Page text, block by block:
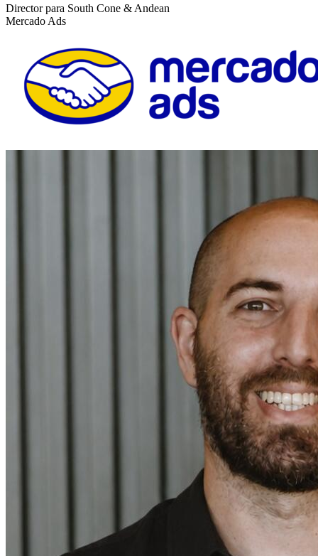
Director para South Cone & Andean
Mercado Ads